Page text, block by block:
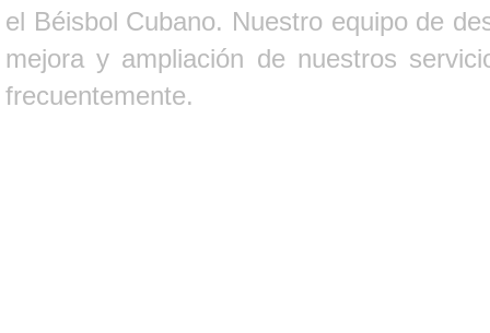
el Béisbol Cubano. Nuestro equipo de
mejora y ampliación de nuestros
frecuentemente.